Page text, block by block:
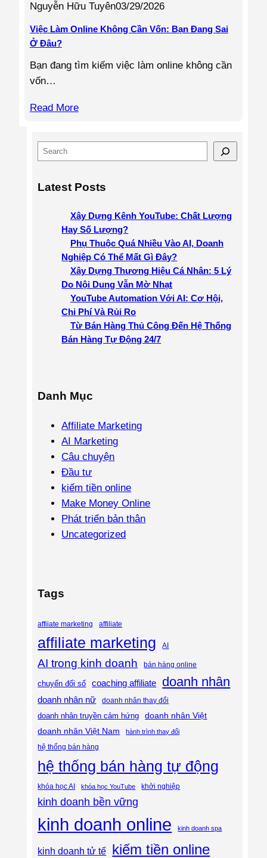
Nguyễn Hữu Tuyên03/29/2026
Việc Làm Online Không Cần Vốn: Bạn Đang Sai
Ở Đâu?
Bạn đang tìm kiếm việc làm online không cần
vốn…
Read More
S
e
Latest Posts
Xây Dựng Kênh YouTube: Chất Lượng
Hay Số Lượng?
Phụ Thuộc Quá Nhiều Vào AI, Doanh
Nghiệp Có Thể Mất Gì Đây?
Xây Dựng Thương Hiệu Cá Nhân: 5 Lý
Do Nội Dung Vẫn Mờ Nhạt
YouTube Automation Với AI: Cơ Hội,
Chi Phí Và Rủi Ro
Từ Bán Hàng Thủ Công Đến Hệ Thống
Bán Hàng Tự Động 24/7
Danh Mục
Affiliate Marketing
AI Marketing
Câu chuyện
Đầu tư
kiếm tiền online
Make Money Online
Phát triển bản thân
Uncategorized
Tags
affiiate marketing affiliate
affiliate marketing AI
AI trong kinh doanh bán hàng online
chuyển đổi số coaching affiliate doanh nhân
doanh nhân nữ doanh nhân thay đổi
doanh nhân truyền cảm hứng
doanh nhân Việt
doanh nhân Việt Nam
hành trình thay đổi
hệ thống bán hàng
hệ thống bán hàng tự động
khóa học AI khóa học YouTube khởi nghiệp
kinh doanh bền vững
kinh doanh online kinh doanh spa
kinh doanh tử tế kiếm tiền online